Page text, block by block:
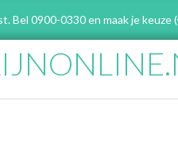
Bel 0900-0330 en maak je keuze